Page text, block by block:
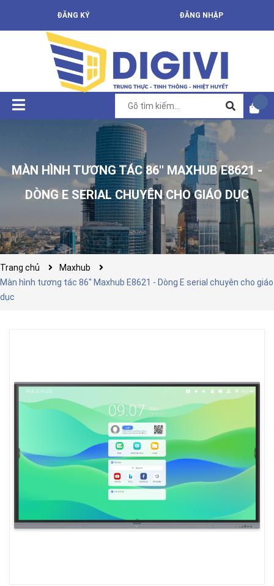
ĐĂNG KÝ ĐĂNG NHẬP
MÀN HÌNH TƯƠNG TÁC 86'' MAXHUB E8621 -
DÒNG E SERIAL CHUYÊN CHO GIÁO DỤC
Trang chủ
Maxhub
Màn hình tương tác 86'' Maxhub E8621 - Dòng E serial chuyên cho giáo
dục